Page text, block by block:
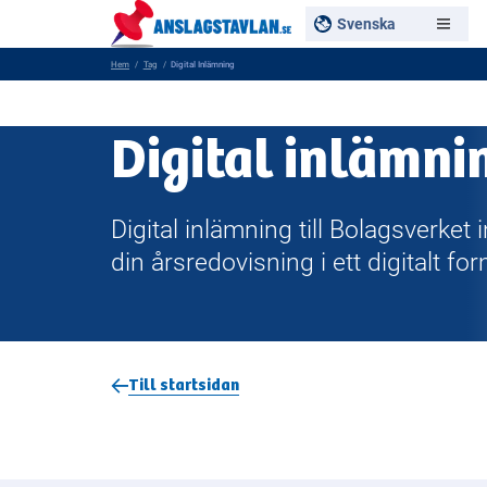
Svenska
Hem Tag Digital Inlämning
Digital
Digital inlämning till Bolagsverket
din årsredovisning i ett digitalt
Till startsidan